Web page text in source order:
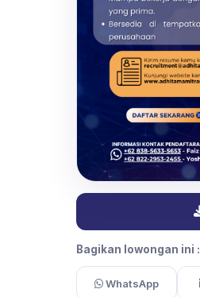
Bagikan lowongan ini :
WhatsApp